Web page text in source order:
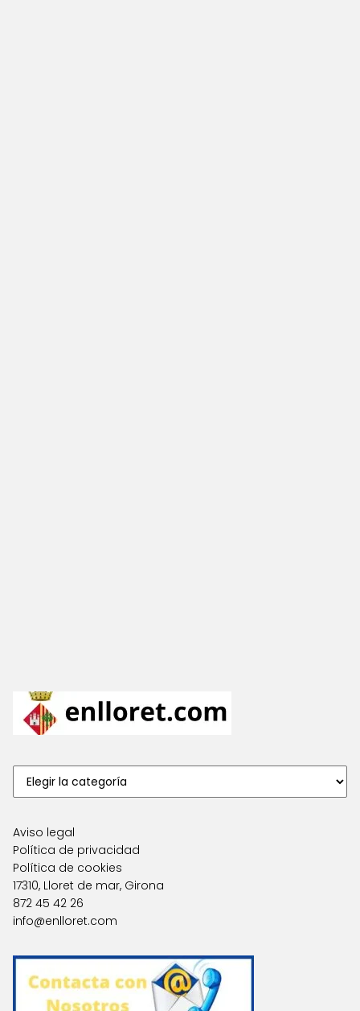
Aviso legal
Política de privacidad
Política de cookies
17310, Lloret de mar, Girona
872 45 42 26
info@enlloret.com